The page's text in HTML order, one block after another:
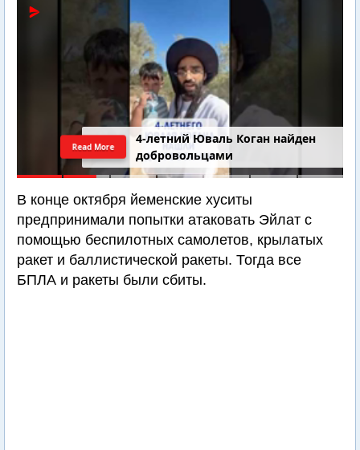
4-летний Юваль Коган найден
добровольцами
Read More
В конце октября йеменские хуситы
предпринимали попытки атаковать Эйлат с
помощью беспилотных самолетов, крылатых
ракет и баллистической ракеты. Тогда все
БПЛА и ракеты были сбиты.